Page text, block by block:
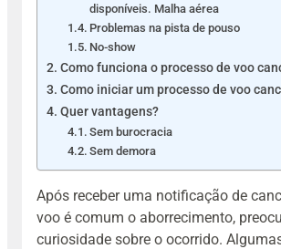
disponíveis. Malha aérea
Problemas na pista de pouso
No-show
Como funciona o processo de voo
Como iniciar um processo de voo
Quer vantagens?
Sem burocracia
Sem demora
Após receber uma notificação de
voo é comum o aborrecimento,
curiosidade sobre o ocorrido.